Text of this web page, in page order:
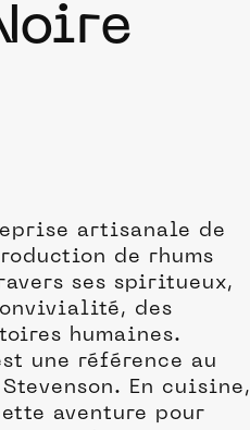
artisanale de
de rhums
ses spiritueux,
des
humaines.
une référence au
En cuisine,
aventure pour